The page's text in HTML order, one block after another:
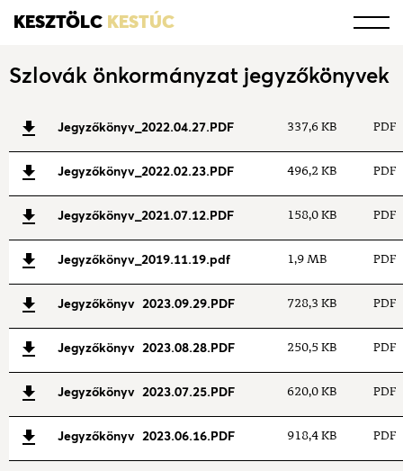
KESZTÖLC KESTÚC
Szlovák önkormányzat jegyzőkönyvek
Jegyzőkönyv_2022.04.27.PDF 337,6 KB PDF
Jegyzőkönyv_2022.02.23.PDF 496,2 KB PDF
Jegyzőkönyv_2021.07.12.PDF 158,0 KB PDF
Jegyzőkönyv_2019.11.19.pdf 1,9 MB PDF
Jegyzőkönyv 2023.09.29.PDF 728,3 KB PDF
Jegyzőkönyv 2023.08.28.PDF 250,5 KB PDF
Jegyzőkönyv 2023.07.25.PDF 620,0 KB PDF
Jegyzőkönyv 2023.06.16.PDF 918,4 KB PDF